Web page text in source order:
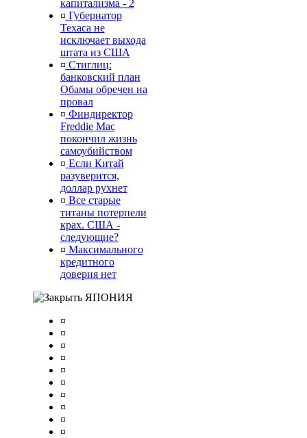
капитализма - 2
¤ Губернатор
Техаса не
исключает выхода
штата из США
¤ Стиглиц:
банковский план
Обамы обречен на
провал
¤ Финдиректор
Freddie Mac
покончил жизнь
самоубийством
¤ Если Китай
разуверится,
доллар рухнет
¤ Все старые
титаны потерпели
крах. США -
следующие?
¤ Максимального
кредитного
доверия нет
ЯПОНИЯ
¤
¤
¤
¤
¤
¤
¤
¤
¤
¤